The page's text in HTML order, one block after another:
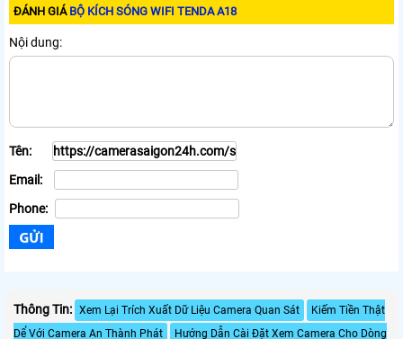
ĐÁNH GIÁ BỘ KÍCH SÓNG WIFI TENDA A18
Nội dung:
Tên:
Email:
Phone:
Thông Tin: Xem Lại Trích Xuất Dữ Liệu Camera Quan Sát
Kiếm Tiền Thật
Dể Với Camera An Thành Phát
Hướng Dẫn Cài Đặt Xem Camera Cho Dòng